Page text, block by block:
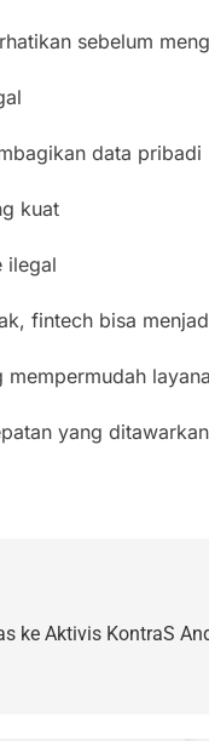
sebelum
data pribadi
kuat
ilegal
fintech bisa
yang
ke Aktivis KontraS